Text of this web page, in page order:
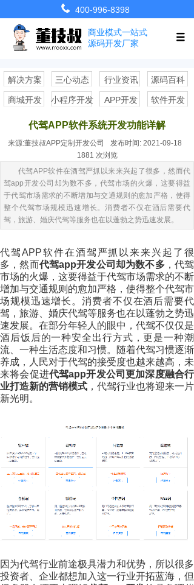
400-996-8398
商业模式一站式
源码开发厂家
解决方案 行业资讯
三心动态 源码百科
小程序开发 APP开发 软件开发
商城开发
代驾APP软件系统开发功能详解
来源:董技叔APP定制开发公司 发布时间: 2021-09-18
1881 次浏览
代驾APP软件在酒驾严抓以来来兴起了很多，然而代
驾app开发公司却为数不多，代驾市场的火爆，这要得益
于代驾市场需求的不断增加与交通规则的愈加严格，使得
整个代驾市场规模迅速增长。消费者不仅在酒后需要代
驾，旅游、婚庆代驾等服务也在以蓬勃之势迅速发展。
代驾APP软件在酒驾严抓以来来兴起了很
多，然而代驾app开发公司却为数不多，代驾
市场的火爆，这要得益于代驾市场需求的不断
增加与交通规则的愈加严格，使得整个代驾市
场规模迅速增长。消费者不仅在酒后需要代
驾，旅游、婚庆代驾等服务也在以蓬勃之势迅
速发展。在部分年轻人的眼中，代驾不仅仅是
酒后饭后的一种安全出行方式，更是一种潮
流、一种生活态度和习惯。随着代驾习惯逐渐
养成，人民对于代驾的接受度也越来越高，未
来将会促进代驾app开发公司更加深度融合行
业打造新的营销模式 ，代驾行业也将迎来一片
新光明。
因为代驾行业前途极具潜力和优势，所以很多
投资者、企业都想加入这一行业开拓蓝海，但